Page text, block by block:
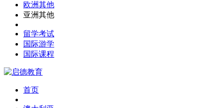
欧洲其他
亚洲其他
留学考试
国际游学
国际课程
首页